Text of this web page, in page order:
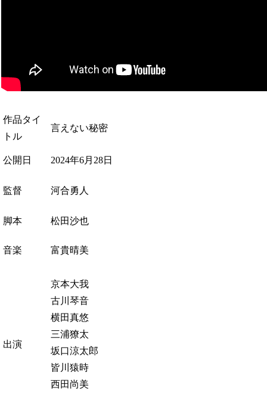
作品タイ
トル
言えない秘密
公開日 2024年6月28日
監督 河合勇人
脚本 松田沙也
音楽 富貴晴美
出演
京本大我
古川琴音
横田真悠
三浦獠太
坂口涼太郎
皆川猿時
西田尚美